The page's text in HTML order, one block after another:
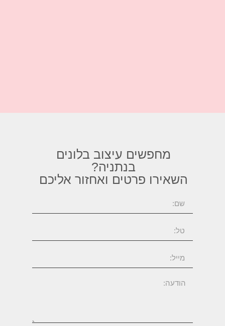
מחפשים עיצוב בלונים
בנתניה?
השאירו פרטים ואחזור אליכם